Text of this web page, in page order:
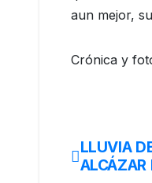
aun mejor,
Crónica y
LLUVIA
ALCÁZAR